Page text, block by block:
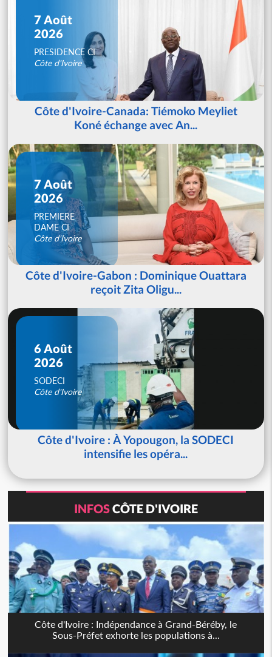
7 Août
2026
PRESIDENCE CI
Côte d'Ivoire
Côte d'Ivoire-Canada: Tiémoko Meyliet
Koné échange avec An...
7 Août
2026
PREMIERE
DAME CI
Côte d'Ivoire
Côte d'Ivoire-Gabon : Dominique Ouattara
reçoit Zita Oligu...
6 Août
2026
SODECI
Côte d'Ivoire
Côte d'Ivoire : À Yopougon, la SODECI
intensifie les opéra...
INFOSCÔTE D'IVOIRE
Côte d'Ivoire : Indépendance à Grand-Béréby, le
Sous-Préfet exhorte les populations à...